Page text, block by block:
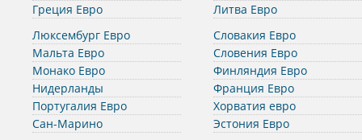
Греция Евро
Литва Евро
Люксембург Евро
Мальта Евро
Монако Евро
Нидерланды
Португалия Евро
Сан-Марино
Словакия Евро
Словения Евро
Финляндия Евро
Франция Евро
Хорватия евро
Эстония Евро